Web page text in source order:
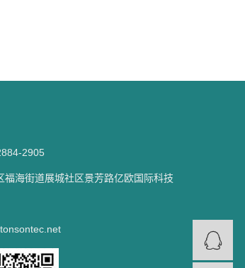
2905
福海街道展城社区景芳路亿欧国际科技